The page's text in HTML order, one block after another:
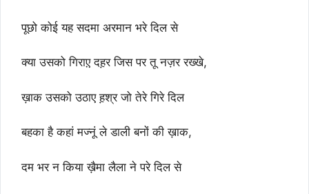
पूछो कोई यह सदमा अरमान भरे दिल से
क्या उसको गिराए़ दह़र जिस पर तू नज़र रख्खे,
ख़ाक उसको उठाए ह़श्र जो तेरे गिरे दिल
बहका है कहां मज्नूं ले डाली बनों की ख़ाक,
दम भर न किया ख़ैमा लैला ने परे दिल से